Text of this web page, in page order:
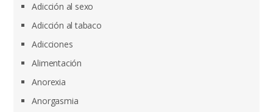
Adicción al sexo
Adicción al tabaco
Adicciones
Alimentación
Anorexia
Anorgasmia